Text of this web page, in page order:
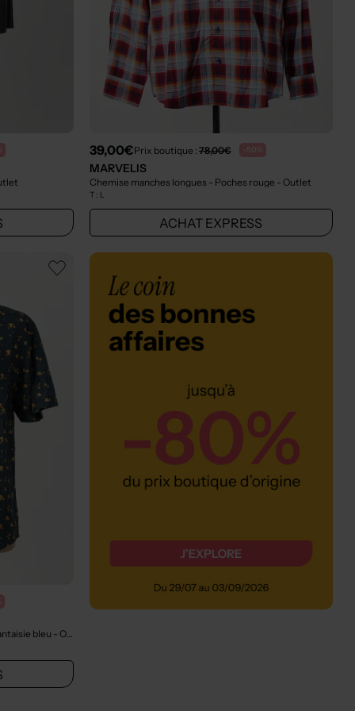
39,00€Prix boutique : 78,00€ -50%
MARVELIS
Chemise manches longues - Poches rouge - Outlet
T : L
ACHAT EXPRESS
bleu - Outlet